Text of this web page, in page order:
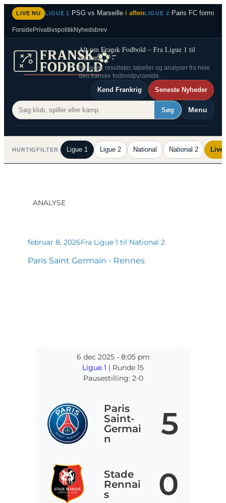
Spring
indhold
LIVE NU LIGUE 1 PSG vs Marseille i aftenLIGUE 2 Paris FC
Forside PrivatlivspolitikNyhedsbrev
Alt om Fransk Fodbold – Fra Ligue 1 til
National 2
Nyheder, resultater, tabeller og analyser fra hele
den franske fodboldpyramide.
Kend Frankrig Seneste Nyheder
Søg Menu
HURTIGFILTER Ligue 1 Ligue 2 National National 2 Live
ANALYSE
februar 8, 2026Fra Ligue 1 til National 2
Paris Saint Germain - Rennes
6 dec 2025 - 8:05 pm
Ligue 1 | Runde 15
Pausestilling: 2-0
Paris
Saint-
Germai
n
5
Stade
Rennai
s
0